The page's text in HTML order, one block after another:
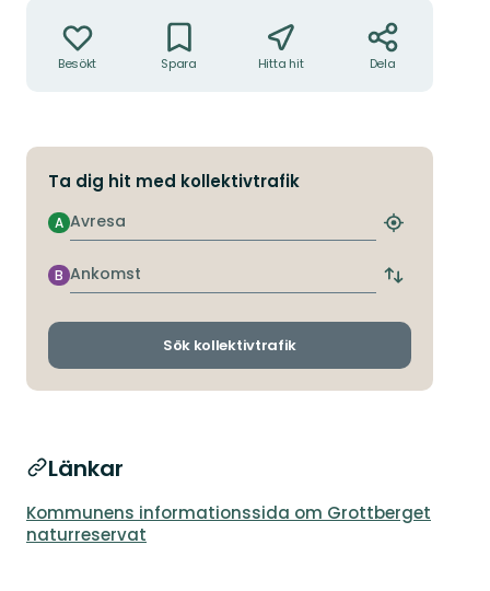
Besökt Spara Hitta hit Dela
Ta dig hit med kollektivtrafik
Avresa
A
Hitta
hållplats
Ankomst
B
Byt
och
Sök kollektivtrafik
Länkar
Kommunens informationssida om Grottberget
naturreservat